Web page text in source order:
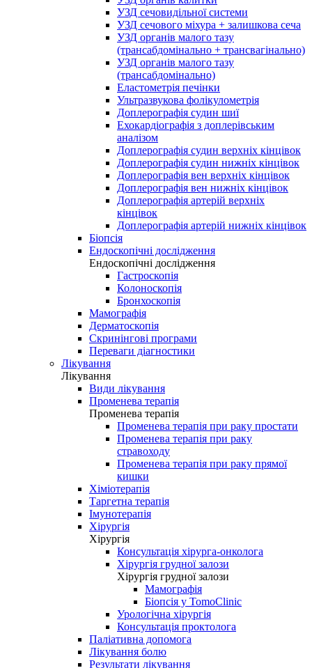
УЗД сечовидільної системи
УЗД сечового міхура + залишкова сеча
УЗД органів малого тазу
(трансабдомінально + трансвагінально)
УЗД органів малого тазу
(трансабдомінально)
Еластометрія печінки
Ультразвукова фолікулометрія
Доплерографія судин шиї
Ехокардіографія з доплерівським
аналізом
Доплерографія судин верхніх кінцівок
Доплерографія судин нижніх кінцівок
Доплерографія вен верхніх кінцівок
Доплерографія вен нижніх кінцівок
Доплерографія артерій верхніх
кінцівок
Доплерографія артерій нижніх кінцівок
Біопсія
Ендоскопічні дослідження
Ендоскопічні дослідження
Гастроскопія
Колоноскопія
Бронхоскопія
Мамографія
Дерматоскопія
Скринінгові програми
Переваги діагностики
Лікування
Лікування
Види лікування
Променева терапія
Променева терапія
Променева терапія при раку простати
Променева терапія при раку
стравоходу
Променева терапія при раку прямої
кишки
Хіміотерапія
Таргетна терапія
Імунотерапія
Хірургія
Хірургія
Консультація хірурга-онколога
Хірургія грудної залози
Хірургія грудної залози
Мамографія
Біопсія у TomoClinic
Урологічна хірургія
Консультація проктолога
Паліативна допомога
Лікування болю
Результати лікування